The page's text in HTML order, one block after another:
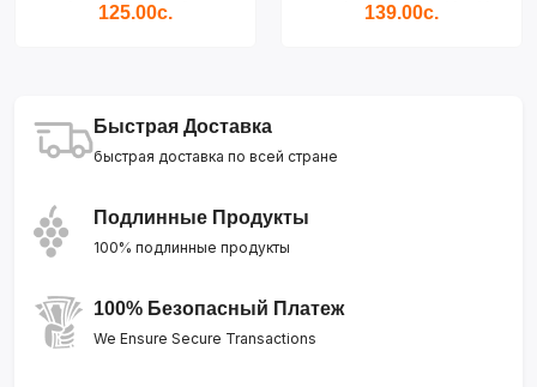
125.00с. 139.00с.
Быстрая Доставка
быстрая доставка по всей стране
Подлинные Продукты
100% подлинные продукты
100% Безопасный Платеж
We Ensure Secure Transactions